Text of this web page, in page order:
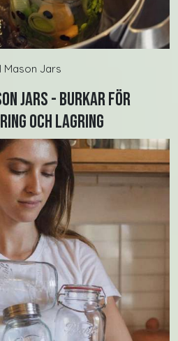
Mason Jars
Jars - burkar för
och lagring